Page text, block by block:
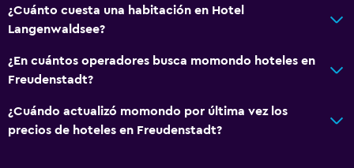
Toallas
Alarma de humo
¿Cuánto cuesta una habitación en Hotel
Langenwaldsee?
¿En cuántos operadores busca momondo hoteles en
Freudenstadt?
¿Cuándo actualizó momondo por última vez los
precios de hoteles en Freudenstadt?